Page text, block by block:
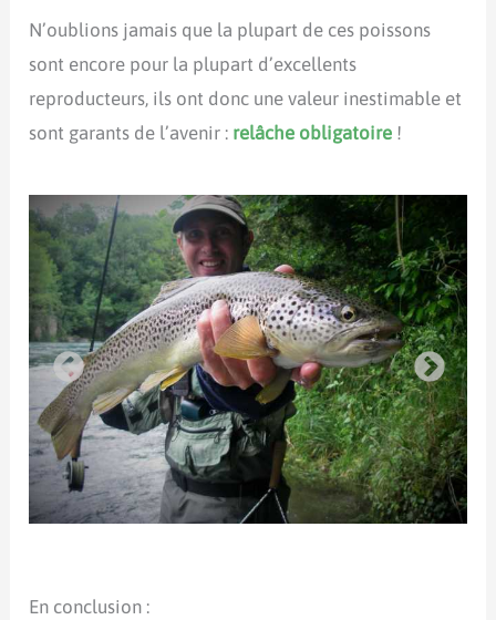
N’oublions jamais que la plupart de ces poissons
sont encore pour la plupart d’excellents
reproducteurs, ils ont donc une valeur inestimable et
sont garants de l’avenir : relâche obligatoire !
En conclusion :